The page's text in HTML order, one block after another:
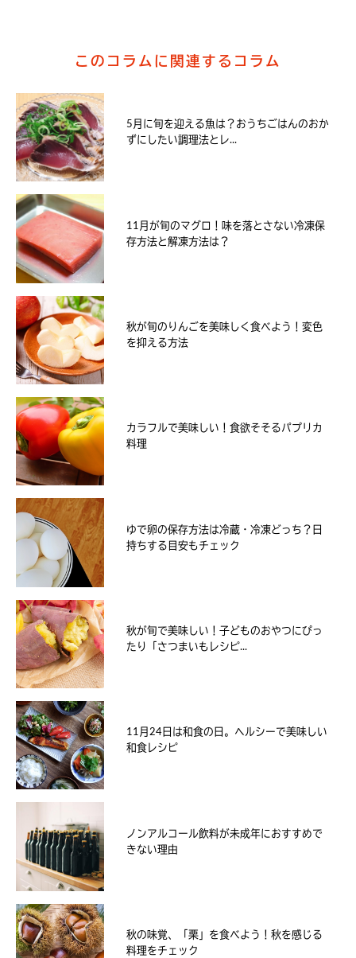
このコラムに関連するコラム
5月に旬を迎える魚は？おうちごはんのおか
ずにしたい調理法とレ...
11月が旬のマグロ！味を落とさない冷凍保
存方法と解凍方法は？
秋が旬のりんごを美味しく食べよう！変色
を抑える方法
カラフルで美味しい！食欲そそるパプリカ
料理
ゆで卵の保存方法は冷蔵・冷凍どっち？日
持ちする目安もチェック
秋が旬で美味しい！子どものおやつにぴっ
たり「さつまいもレシピ...
11月24日は和食の日。ヘルシーで美味しい
和食レシピ
ノンアルコール飲料が未成年におすすめで
きない理由
秋の味覚、「栗」を食べよう！秋を感じる
料理をチェック